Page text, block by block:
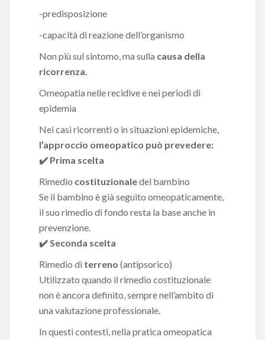
-predisposizione
-capacità di reazione dell’organismo
Non più sul sintomo, ma sulla causa della
ricorrenza.
Omeopatia nelle recidive e nei periodi di
epidemia
Nei casi ricorrenti o in situazioni epidemiche,
l’approccio omeopatico può prevedere:
✔️ Prima scelta
Rimedio costituzionaledel bambino
Se il bambino è già seguito omeopaticamente,
il suo rimedio di fondo resta la base anche in
prevenzione.
✔️ Seconda scelta
Rimedio di terreno (antipsorico)
Utilizzato quando il rimedio costituzionale
non è ancora definito, sempre nell’ambito di
una valutazione professionale.
In questi contesti, nella pratica omeopatica